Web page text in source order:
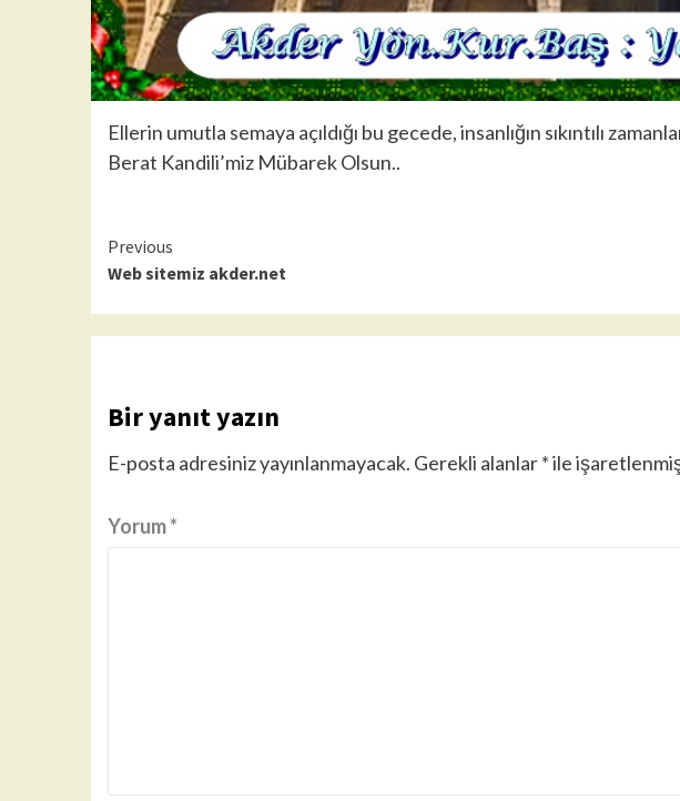
Ellerin umutla semaya açıldığı bu gecede, insanlığın sıkıntılı
Berat Kandili’miz Mübarek Olsun..
Continue
Reading
Previous
Web sitemiz akder.net
Bir yanıt yazın
E-posta adresiniz yayınlanmayacak. Gerekli alanlar*ile
Yorum*